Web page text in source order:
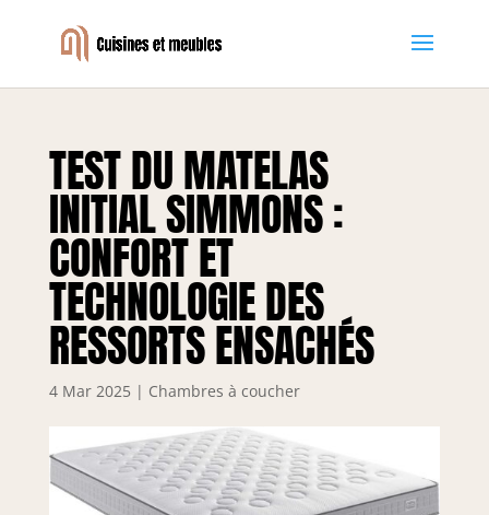
TEST DU MATELAS
INITIAL SIMMONS :
CONFORT ET
TECHNOLOGIE DES
RESSORTS ENSACHÉS
4 Mar 2025 | Chambres à coucher